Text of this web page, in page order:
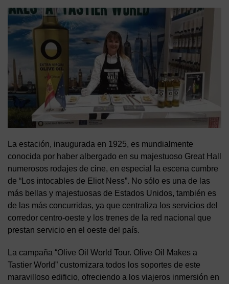
La estación, inaugurada en 1925, es mundialmente
conocida por haber albergado en su majestuoso Great Hall
numerosos rodajes de cine, en especial la escena cumbre
de “Los intocables de Eliot Ness”. No sólo es una de las
más bellas y majestuosas de Estados Unidos, también es
de las más concurridas, ya que centraliza los servicios del
corredor centro-oeste y los trenes de la red nacional que
prestan servicio en el oeste del país.
La campaña “Olive Oil World Tour. Olive Oil Makes a
Tastier World” customizara todos los soportes de este
maravilloso edificio, ofreciendo a los viajeros inmersión en